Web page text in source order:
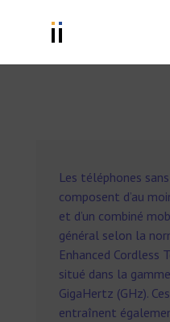
Les téléphones
composent d’au
et d’un combiné
général selon la
Enhanced Cordless
situé dans la
GigaHertz (GHz).
entraînent